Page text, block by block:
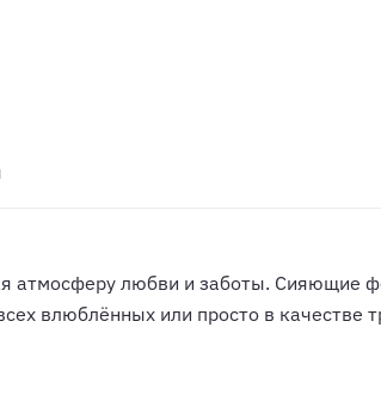
любви и заботы. Сияющие
влюблённых или просто в качестве